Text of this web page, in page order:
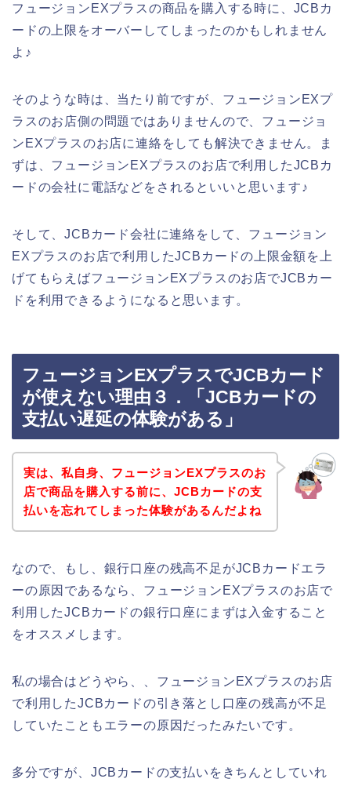
フュージョンEXプラスの商品を購入する時に、JCBカ
ードの上限をオーバーしてしまったのかもしれません
よ♪
そのような時は、当たり前ですが、フュージョンEXプ
ラスのお店側の問題ではありませんので、フュージョ
ンEXプラスのお店に連絡をしても解決できません。ま
ずは、フュージョンEXプラスのお店で利用したJCBカ
ードの会社に電話などをされるといいと思います♪
そして、JCBカード会社に連絡をして、フュージョン
EXプラスのお店で利用したJCBカードの上限金額を上
げてもらえばフュージョンEXプラスのお店でJCBカー
ドを利用できるようになると思います。
フュージョンEXプラスでJCBカード
が使えない理由３．「JCBカードの
支払い遅延の体験がある」
実は、私自身、フュージョンEXプラスのお
店で商品を購入する前に、JCBカードの支
払いを忘れてしまった体験があるんだよね
なので、もし、銀行口座の残高不足がJCBカードエラ
ーの原因であるなら、フュージョンEXプラスのお店で
利用したJCBカードの銀行口座にまずは入金すること
をオススメします。
私の場合はどうやら、、フュージョンEXプラスのお店
で利用したJCBカードの引き落とし口座の残高が不足
していたこともエラーの原因だったみたいです。
多分ですが、JCBカードの支払いをきちんとしていれ